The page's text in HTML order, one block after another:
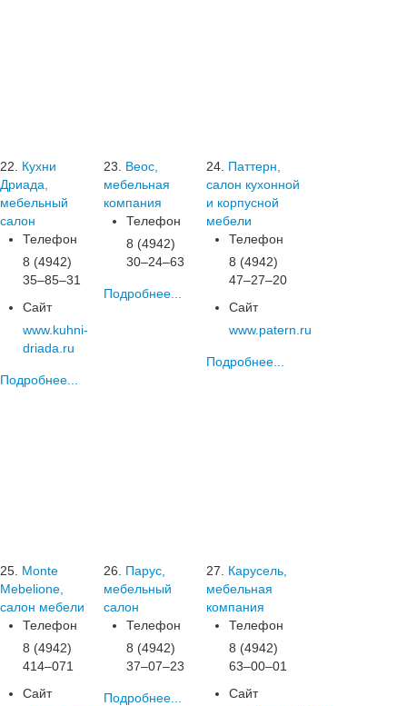
22.
Кухни
Дриада,
мебельный
салон
Телефон
8 (4942)
35‒85‒31
Сайт
www.kuhni-
driada.ru
Подробнее...
23.
Веос,
мебельная
компания
Телефон
8 (4942)
30‒24‒63
Подробнее...
24. Паттерн,
салон кухонной
и корпусной
мебели
Телефон
8 (4942)
47‒27‒20
Сайт
www.patern.ru
Подробнее...
25. Monte
Mebelione,
салон мебели
Телефон
8 (4942)
414‒071
Сайт
26.
Парус,
мебельный
салон
Телефон
8 (4942)
37‒07‒23
Подробнее...
27.
Карусель,
мебельная
компания
Телефон
8 (4942)
63‒00‒01
Сайт